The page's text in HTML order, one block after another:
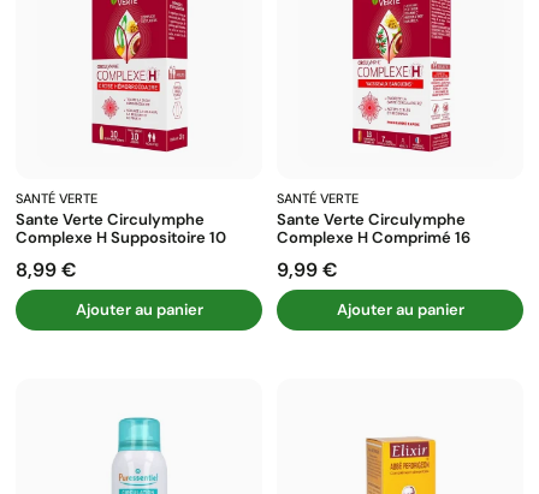
SANTÉ VERTE
Sante Verte Circulymphe
Complexe H Suppositoire 10
Prix
8,99 €
Ajouter au panier
SANTÉ VERTE
Sante Verte Circulymphe
Complexe H Comprimé 16
Prix
9,99 €
Ajouter au panier